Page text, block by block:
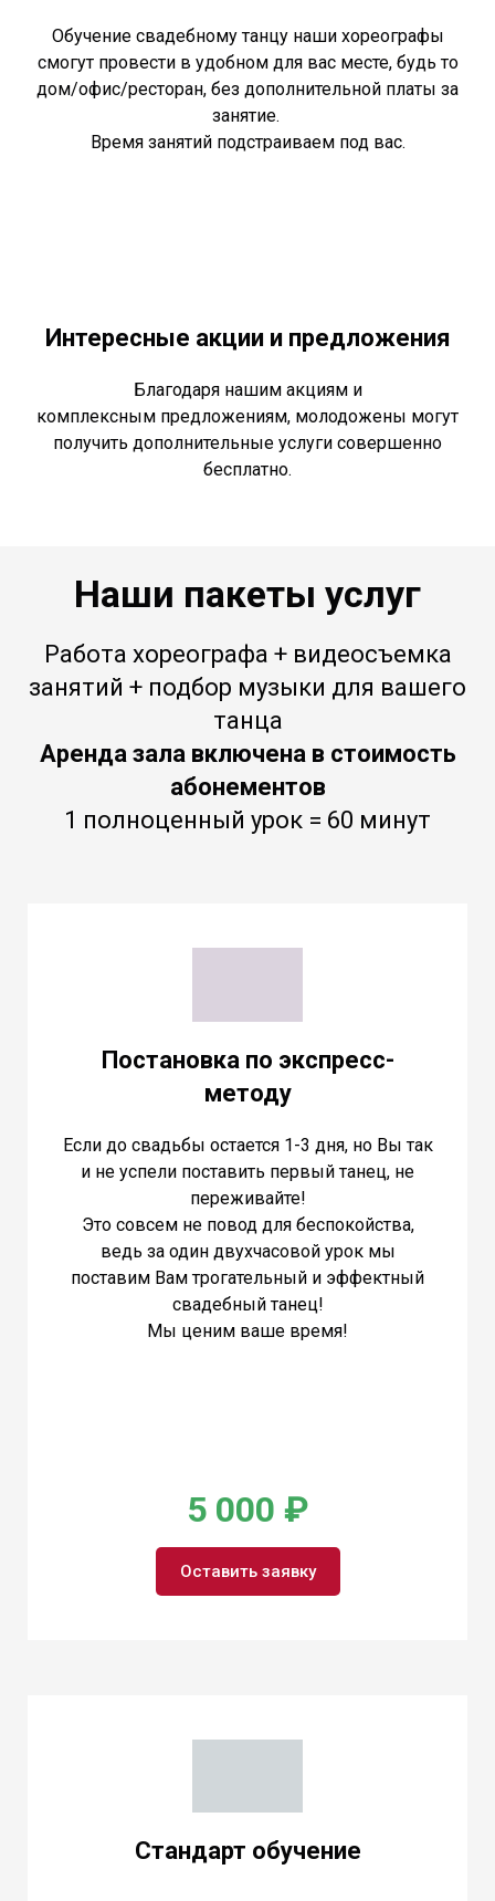
Обучение свадебному танцу наши хореографы
смогут провести в удобном для вас месте, будь то
дом/офис/ресторан, без дополнительной платы за
занятие.
Время занятий подстраиваем под вас.
Интересные акции и предложения
Благодаря нашим акциям и
комплексным предложениям, молодожены могут
получить дополнительные услуги совершенно
бесплатно.
Наши пакеты услуг
Работа хореографа + видеосъемка
занятий + подбор музыки для вашего
танца
Аренда зала включена в стоимость
абонементов
1 полноценный урок = 60 минут
Постановка по экспресс-
методу
Если до свадьбы остается 1-3 дня, но Вы так
и не успели поставить первый танец, не
переживайте!
Это совсем не повод для беспокойства,
ведь за один двухчасовой урок мы
поставим Вам трогательный и эффектный
свадебный танец!
Мы ценим ваше время!
5 000 ₽
Оставить заявку
Стандарт обучение